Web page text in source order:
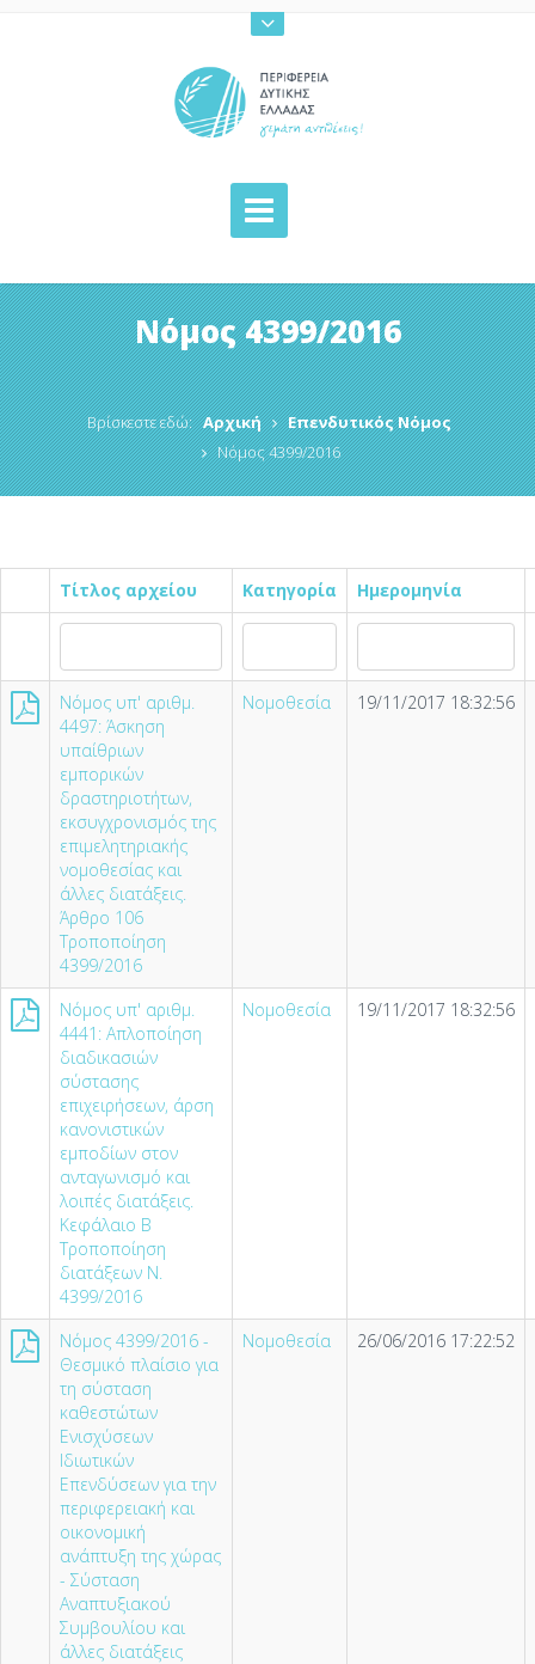
Νόμος 4399/2016
Βρίσκεστε εδώ: Αρχική
Επενδυτικός Νόμος
Νόμος 4399/2016
Τίτλος αρχείου Κατηγορία Ημερομηνία
Νόμος υπ' αριθμ.
4497: Άσκηση
υπαίθριων
εμπορικών
δραστηριοτήτων,
εκσυγχρονισμός της
επιμελητηριακής
νομοθεσίας και
άλλες διατάξεις.
Άρθρο 106
Τροποποίηση
4399/2016
Νομοθεσία 19/11/2017 18:32:56
Νόμος υπ' αριθμ.
4441: Απλοποίηση
διαδικασιών
σύστασης
επιχειρήσεων, άρση
κανονιστικών
εμποδίων στον
ανταγωνισμό και
λοιπές διατάξεις.
Κεφάλαιο Β
Τροποποίηση
διατάξεων Ν.
4399/2016
Νομοθεσία 19/11/2017 18:32:56
Νόμος 4399/2016 -
Θεσμικό πλαίσιο για
τη σύσταση
καθεστώτων
Ενισχύσεων
Ιδιωτικών
Επενδύσεων για την
περιφερειακή και
οικονομική
ανάπτυξη της χώρας
- Σύσταση
Αναπτυξιακού
Συμβουλίου και
άλλες διατάξεις
Νομοθεσία 26/06/2016 17:22:52